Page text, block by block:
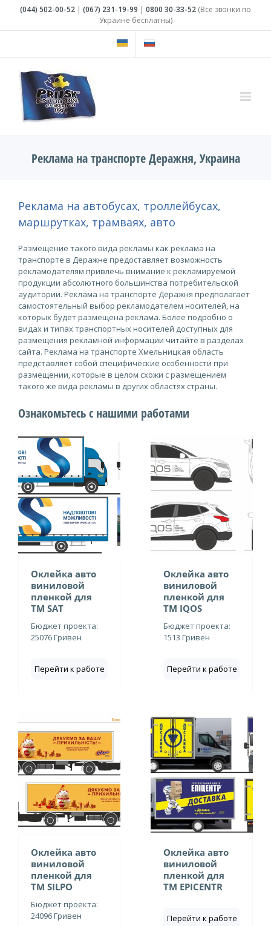
content
(044) 502-00-52 | (067) 231-19-99 | 0800 30-33-52 (Все звонки по
Украине бесплатны)
Реклама на транспорте Деражня, Украина
Реклама на автобусах, троллейбусах,
маршрутках, трамваях, авто
Размещение такого вида рекламы как реклама на
транспорте в Деражне предоставляет возможность
рекламодателям привлечь внимание к рекламируемой
продукции абсолютного большинства потребительской
аудитории. Реклама на транспорте Деражня предполагает
самостоятельный выбор рекламодателем носителей, на
которых будет размещена реклама. Более подробно о
видах и типах транспортных носителей доступных для
размещения рекламной информации читайте в разделах
сайта. Реклама на транспорте Хмельницкая область
представляет собой специфические особенности при
размещении, которые в целом схожи с размещением
такого же вида рекламы в других областях страны.
Ознакомьтесь с нашими работами
Оклейка авто
виниловой
пленкой для
ТМ SAT
Бюджет проекта:
25076 Гривен
Перейти к работе
Оклейка авто
виниловой
пленкой для
ТМ IQOS
Бюджет проекта:
1513 Гривен
Перейти к работе
Оклейка авто
виниловой
пленкой для
ТМ SILPO
Бюджет проекта:
24096 Гривен
Оклейка авто
виниловой
пленкой для
ТМ EPICENTR
Перейти к работе